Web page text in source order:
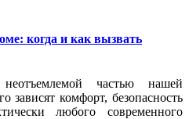
когда и как вызвать
неотъемлемой частью нашей
зависят комфорт, безопасность
любого современного